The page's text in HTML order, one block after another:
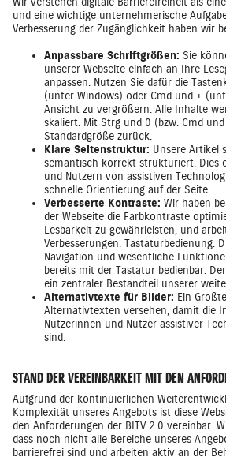
und eine wichtige unternehmerische
Verbesserung der Zugänglichkeit haben wir
Anpassbare Schriftgrößen: Sie
unserer Webseite einfach an Ihre
anpassen. Nutzen Sie dafür die
(unter Windows) oder Cmd und +
Ansicht zu vergrößern. Alle Inhalte
skaliert. Mit Strg und 0 (bzw. Cmd
Standardgröße zurück.
Klare Seitenstruktur: Unsere Artikel
semantisch korrekt strukturiert. Dies
und Nutzern von assistiven
schnelle Orientierung auf der Seite.
Verbesserte Kontraste: Wir haben
der Webseite die Farbkontraste
Lesbarkeit zu gewährleisten, und
Verbesserungen. Tastaturbedienung:
Navigation und wesentliche
bereits mit der Tastatur bedienbar.
ein zentraler Bestandteil unserer
Alternativtexte für Bilder: Ein
Alternativtexten versehen, damit die
Nutzerinnen und Nutzer assistiver
sind.
STAND DER VEREINBARKEIT MIT DEN
Aufgrund der kontinuierlichen
Komplexität unseres Angebots ist diese
den Anforderungen der BITV 2.0 vereinbar.
dass noch nicht alle Bereiche unseres
barrierefrei sind und arbeiten aktiv an der